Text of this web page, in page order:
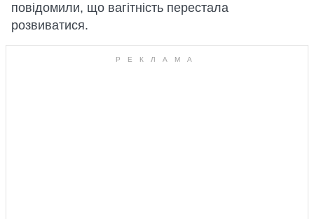
повідомили, що вагітність перестала
розвиватися.